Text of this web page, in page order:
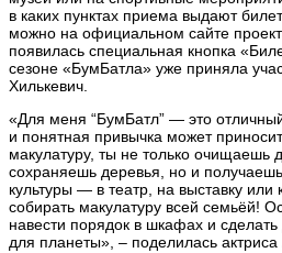
в каких пунктах приема выдают
можно на официальном сайте
появилась специальная кнопка
сезоне «БумБатла» уже приняла
Хилькевич.
«Для меня “БумБатл” — это
и понятная привычка может
макулатуру, ты не только очищаешь
сохраняешь деревья, но и
культуры — в театр, на выставку или
собирать макулатуру всей семьёй!
навести порядок в шкафах и
для планеты», – поделилась актриса